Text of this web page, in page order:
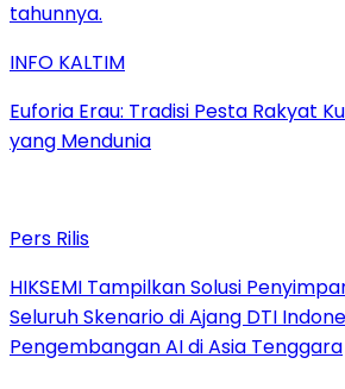
INFO KALTIM
Euforia Erau: Tradisi Pesta Rakyat
yang Mendunia
Pers Rilis
HIKSEMI Tampilkan Solusi
Seluruh Skenario di Ajang DTI
Pengembangan AI di Asia Tenggara